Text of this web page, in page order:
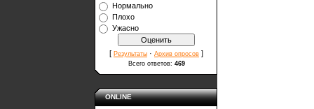
Нормально
Плохо
Ужасно
[ Результаты · Архив опросов ]
Всего ответов: 469
ONLINE